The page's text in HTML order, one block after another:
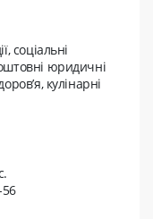
соціальні
юридичні
кулінарні